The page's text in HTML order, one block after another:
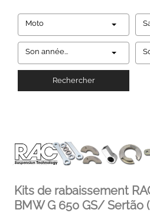
Moto
Son année...
Rechercher
Kits de rabaissement
BMW G 650 GS/ Sertão